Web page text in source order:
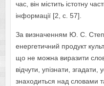
час, він містить істотну
інформації [2, с. 57].
За визначенням Ю. С.
енергетичний продукт
що не можна виразити
відчути, упізнати, згадати,
знаходиться над словами